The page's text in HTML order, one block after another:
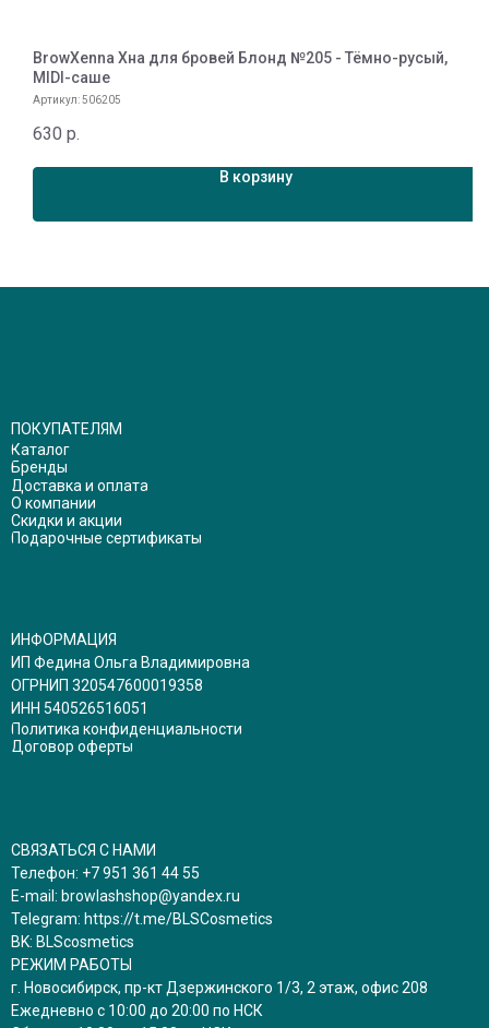
BrowXenna Хна для бровей Блонд №205 - Тёмно-русый,
MIDI-саше
Артикул:506205
630 р.
В корзину
ПОКУПАТЕЛЯМ
Каталог
Бренды
Доставка и оплата
О компании
Скидки и акции
Подарочные сертификаты
ИНФОРМАЦИЯ
ИП Федина Ольга Владимировна
ОГРНИП 320547600019358
ИНН 540526516051
Политика конфиденциальности
Договор оферты
СВЯЗАТЬСЯ С НАМИ
Телефон: +7 951 361 44 55
E-mail: browlashshop@yandex.ru
Telegram: https://t.me/BLSCosmetics
BK: BLScosmetics
РЕЖИМ РАБОТЫ
г. Новосибирск, пр-кт Дзержинского 1/3, 2 этаж, офис 208
Ежедневно с 10:00 до 20:00 по НСК